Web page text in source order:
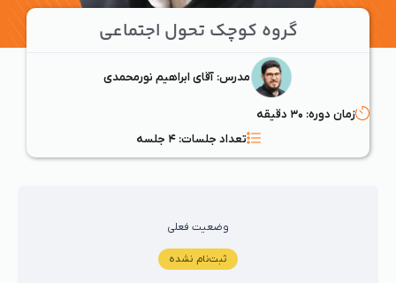
گروه کوچک تحول اجتماعی
مدرس: آقای ابراهیم نورمحمدی
زمان دوره: ۳۰ دقیقه
تعداد جلسات: ۴ جلسه
وضعیت فعلی
ثبت‌نام نشده